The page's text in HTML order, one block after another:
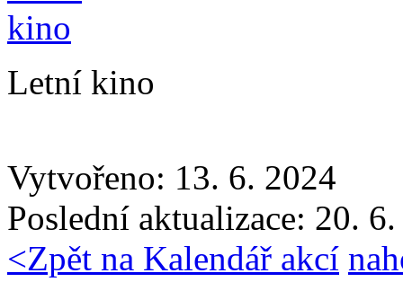
Letní kino
Vytvořeno: 13. 6. 2024
Poslední aktualizace: 20.
<Zpět na Kalendář akcí